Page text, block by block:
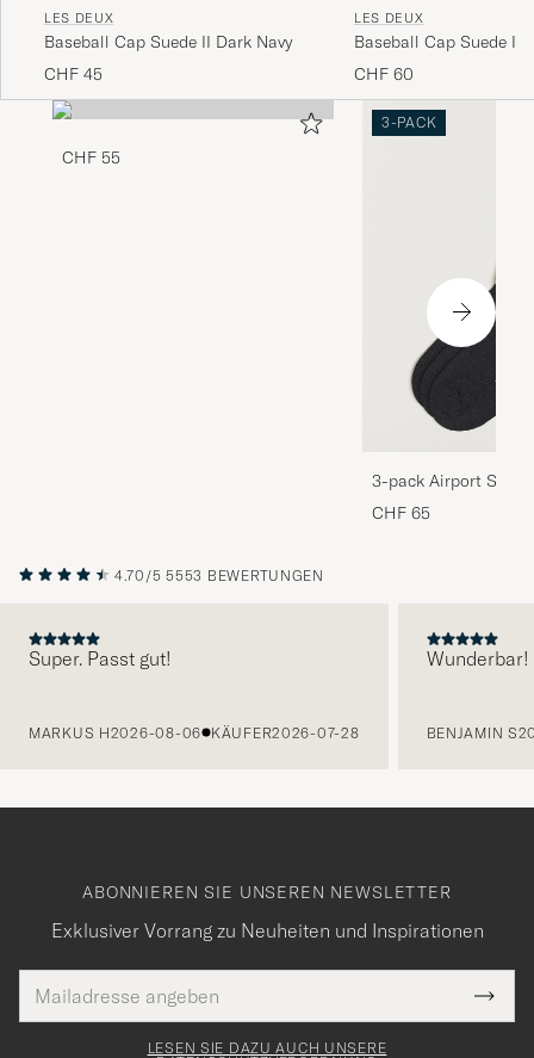
LES DEUX
Baseball Cap Suede II Dark Navy
CHF 45
LES DEUX
Baseball Cap Suede II
Taupe Beige
CHF 60
CHF 55
3-PACK
3-pack Airport
Melange
CHF 65
4.70/5 5553 BEWERTUNGEN
Super. Passt gut!
MARKUS H2026-08-06 KÄUFER2026-07-28
Wunderbar!
BENJAMIN S
ABONNIEREN SIE UNSEREN NEWSLETTER
Exklusiver Vorrang zu Neuheiten und Inspirationen
Mail
Adresse
Tack
för
LESEN SIE DAZU AUCH UNSERE